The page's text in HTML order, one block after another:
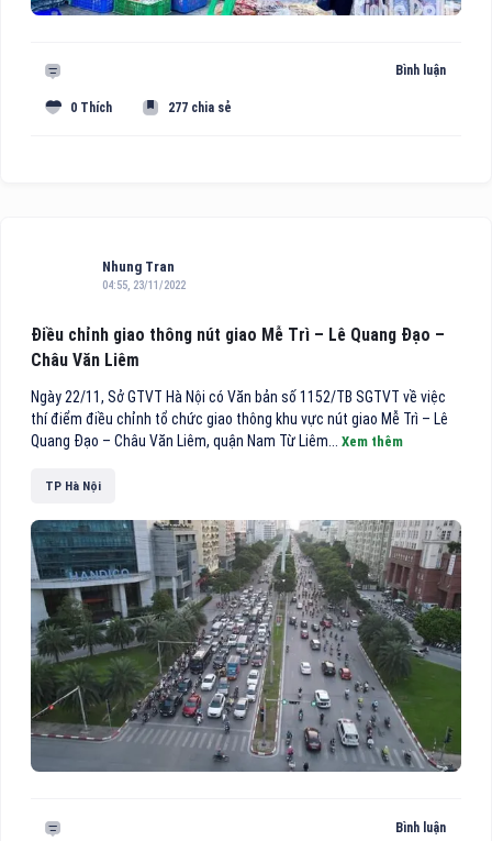
Bình luận
0 Thích 277 chia sẻ
Nhung Tran
04:55, 23/11/2022
Điều chỉnh giao thông nút giao Mễ Trì – Lê Quang Đạo –
Châu Văn Liêm
Ngày 22/11, Sở GTVT Hà Nội có Văn bản số 1152/TB SGTVT về việc
thí điểm điều chỉnh tổ chức giao thông khu vực nút giao Mễ Trì – Lê
Quang Đạo – Châu Văn Liêm, quận Nam Từ Liêm... Xem thêm
TP Hà Nội
Bình luận